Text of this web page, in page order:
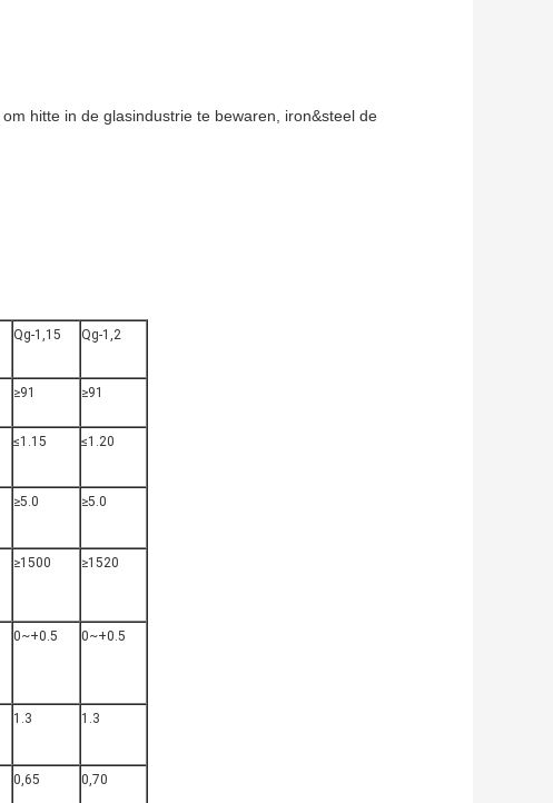
hitte in de glasindustrie te bewaren, iron&steel de
Qg-1,15 Qg-1,2
≥91 ≥91
≤1.15 ≤1.20
≥5.0 ≥5.0
≥1500 ≥1520
0~+0.5 0~+0.5
1.3 1.3
0,65 0,70